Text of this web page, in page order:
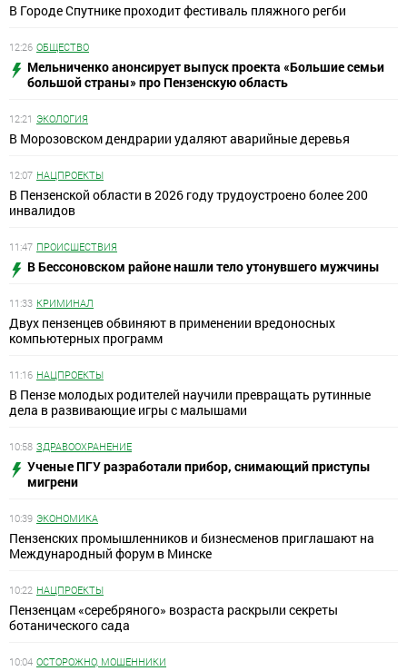
В Городе Спутнике проходит фестиваль пляжного регби
12:26 ОБЩЕСТВО
Мельниченко анонсирует выпуск проекта «Большие семьи
большой страны» про Пензенскую область
12:21 ЭКОЛОГИЯ
В Морозовском дендрарии удаляют аварийные деревья
12:07 НАЦПРОЕКТЫ
В Пензенской области в 2026 году трудоустроено более 200
инвалидов
11:47 ПРОИСШЕСТВИЯ
В Бессоновском районе нашли тело утонувшего мужчины
11:33 КРИМИНАЛ
Двух пензенцев обвиняют в применении вредоносных
компьютерных программ
11:16 НАЦПРОЕКТЫ
В Пензе молодых родителей научили превращать рутинные
дела в развивающие игры с малышами
10:58 ЗДРАВООХРАНЕНИЕ
Ученые ПГУ разработали прибор, снимающий приступы
мигрени
10:39 ЭКОНОМИКА
Пензенских промышленников и бизнесменов приглашают на
Международный форум в Минске
10:22 НАЦПРОЕКТЫ
Пензенцам «серебряного» возраста раскрыли секреты
ботанического сада
10:04 ОСТОРОЖНО, МОШЕННИКИ